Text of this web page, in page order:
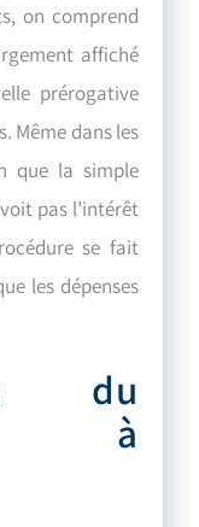
on comprend
affiché
prérogative
Même dans les
que la simple
pas l’intérêt
se fait
les dépenses
: du
à